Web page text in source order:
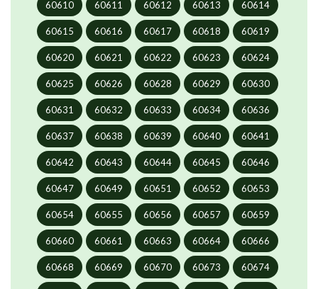
60610 60611 60612 60613 60614
60615 60616 60617 60618 60619
60620 60621 60622 60623 60624
60625 60626 60628 60629 60630
60631 60632 60633 60634 60636
60637 60638 60639 60640 60641
60642 60643 60644 60645 60646
60647 60649 60651 60652 60653
60654 60655 60656 60657 60659
60660 60661 60663 60664 60666
60668 60669 60670 60673 60674